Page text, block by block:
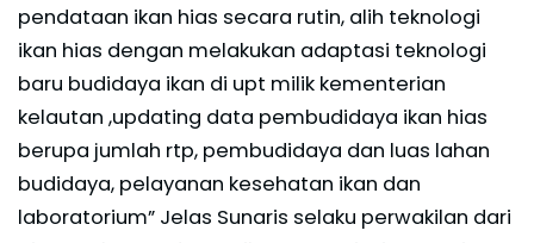
pendataan ikan hias secara rutin, alih teknologi
ikan hias dengan melakukan adaptasi teknologi
baru budidaya ikan di upt milik kementerian
kelautan ,updating data pembudidaya ikan hias
berupa jumlah rtp, pembudidaya dan luas lahan
budidaya, pelayanan kesehatan ikan dan
laboratorium” Jelas Sunaris selaku perwakilan dari